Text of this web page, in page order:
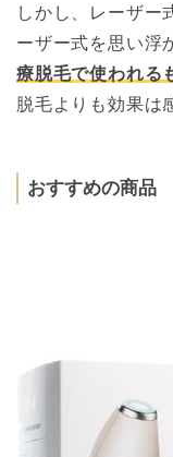
しかし、レーザー
ーザー式を思い浮
療脱毛で使われる
脱毛よりも効果は
おすすめの商品